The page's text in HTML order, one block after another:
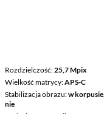
Rozdzielczość 25,7 Mpix
Wielkość matrycy APS-C
Stabilizacja obrazu w korpusie,
nie